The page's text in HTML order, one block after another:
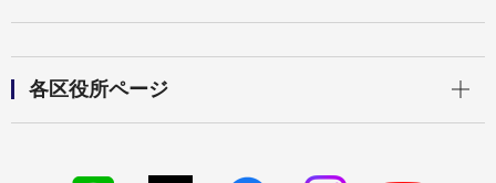
各区役所ページ